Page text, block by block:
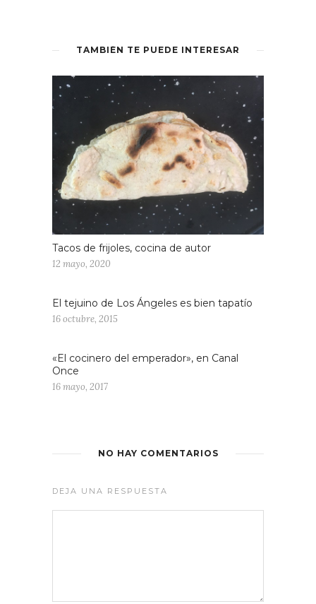
TAMBIÉN TE PUEDE INTERESAR
Tacos de frijoles, cocina de autor
12 mayo, 2020
El tejuino de Los Ángeles es bien tapatío
16 octubre, 2015
«El cocinero del emperador», en Canal
Once
16 mayo, 2017
NO HAY COMENTARIOS
DEJA UNA RESPUESTA